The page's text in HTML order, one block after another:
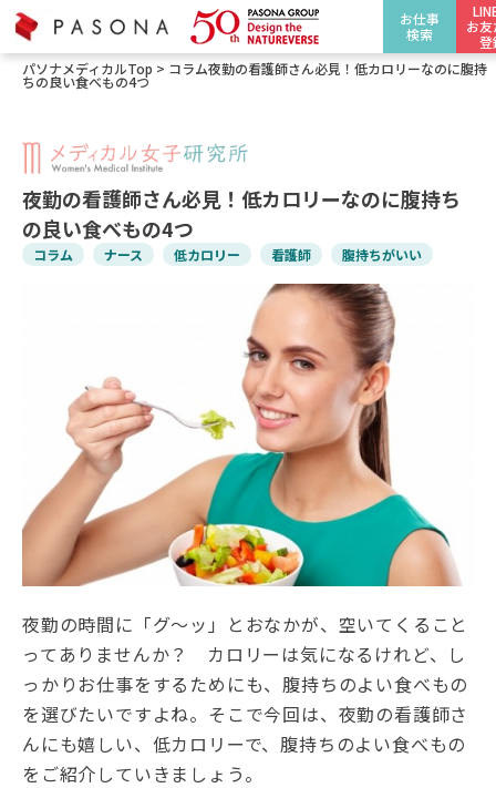
お仕事
検索
お
登
パソナメディカルTop > コラム夜勤の看護師さん必見！低カロリーなのに腹持
ちの良い食べもの4つ
夜勤の看護師さん必見！低カロリーなのに腹持ち
の良い食べもの4つ
コラム ナース 低カロリー 看護師 腹持ちがいい
夜勤の時間に「グ～ッ」とおなかが、空いてくること
ってありませんか？ カロリーは気になるけれど、し
っかりお仕事をするためにも、腹持ちのよい食べもの
を選びたいですよね。そこで今回は、夜勤の看護師さ
んにも嬉しい、低カロリーで、腹持ちのよい食べもの
をご紹介していきましょう。